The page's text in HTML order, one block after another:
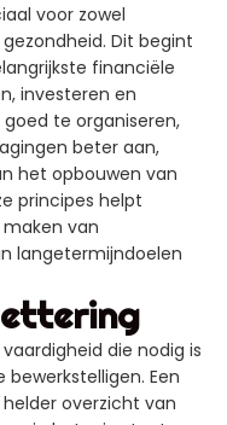
voor zowel
Dit begint
financiële
investeren en
te organiseren,
beter aan,
het opbouwen van
principes helpt
van
langetermijndoelen
die nodig is
Een
overzicht van